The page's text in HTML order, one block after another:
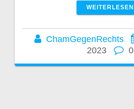
WEITERLESEN
ChamGegenRechts
2023
0